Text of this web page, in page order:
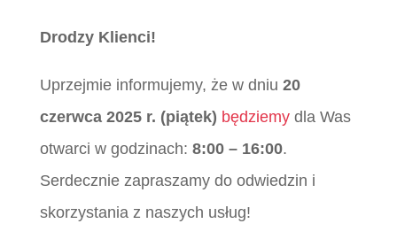
Drodzy Klienci!
Uprzejmie informujemy, że w dniu 20
czerwca 2025 r. (piątek) będziemydla Was
otwarci w godzinach: 8:00 – 16:00.
Serdecznie zapraszamy do odwiedzin i
skorzystania z naszych usług!